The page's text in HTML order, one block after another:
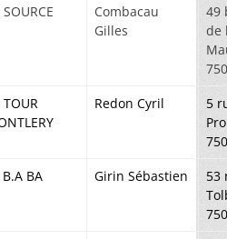
SOURCE
Combacau
Gilles
49
de
TOUR
Redon Cyril
5
B.A BA
Girin Sébastien
53